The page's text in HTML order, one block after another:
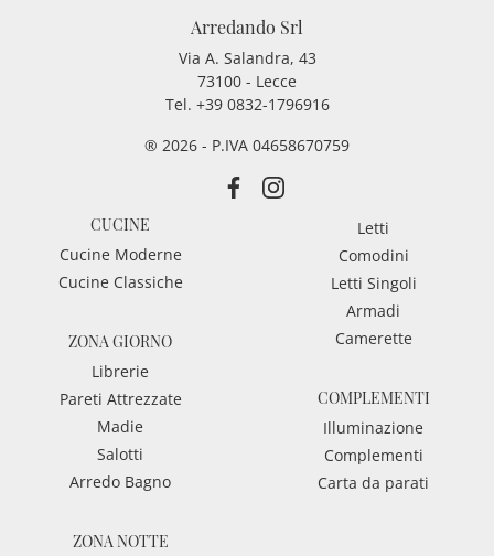
Arredando Srl
Via A. Salandra, 43
73100 - Lecce
Tel. +39 0832-1796916
® 2026 - P.IVA 04658670759
CUCINE
Cucine Moderne
Cucine Classiche
ZONA GIORNO
Librerie
Pareti Attrezzate
Madie
Salotti
Arredo Bagno
ZONA NOTTE
Letti
Comodini
Letti Singoli
Armadi
Camerette
COMPLEMENTI
Illuminazione
Complementi
Carta da parati